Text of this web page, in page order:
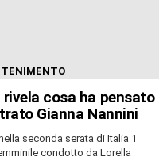
cosa ha pensato
Gianna Nannini
seconda serata di Italia 1
condotto da Lorella